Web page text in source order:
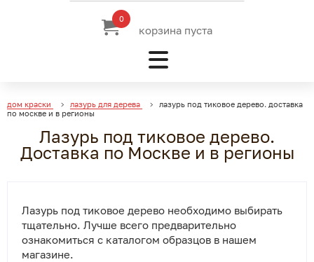
0
корзина пуста
дом краски лазурь для дерева
лазурь под тиковое дерево. доставка
по москве и в регионы
Лазурь под тиковое дерево.
Доставка по Москве и в регионы
Лазурь под тиковое дерево необходимо выбирать
тщательно. Лучше всего предварительно
ознакомиться с каталогом образцов в нашем
магазине.